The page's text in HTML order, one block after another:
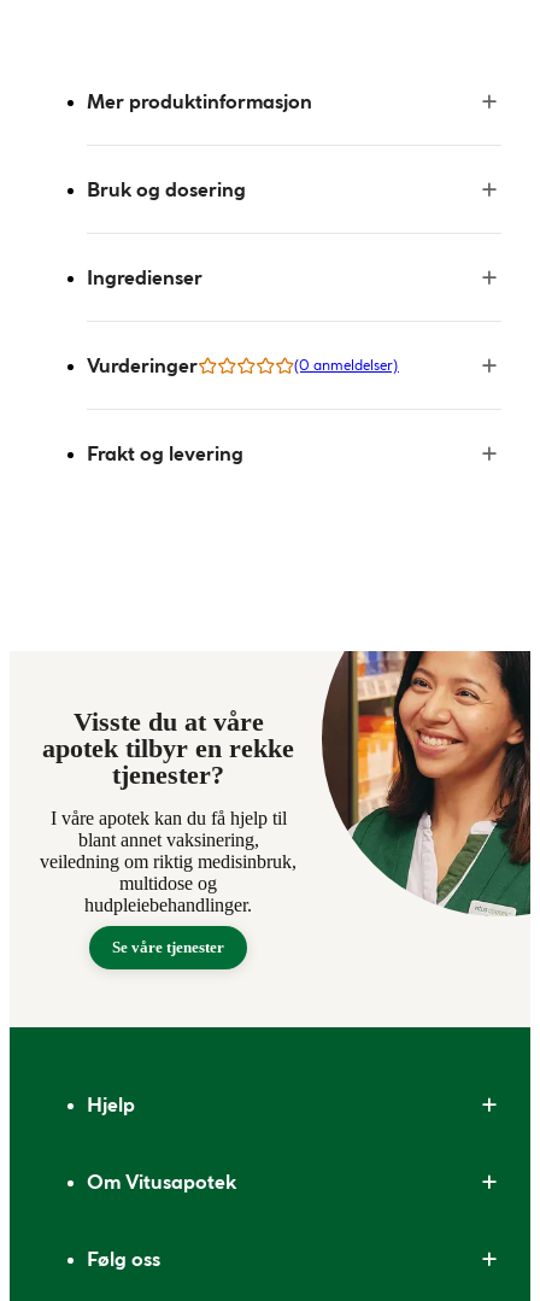
Mer produktinformasjon
Bruk og dosering
Ingredienser
Vurderinger (0 anmeldelser)
Frakt og levering
Visste du at våre
apotek tilbyr en rekke
tjenester?
I våre apotek kan du få hjelp til
blant annet vaksinering,
veiledning om riktig medisinbruk,
multidose og
hudpleiebehandlinger.
Se våre tjenester
Hjelp
Om Vitusapotek
Følg oss